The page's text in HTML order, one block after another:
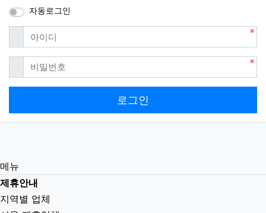
자동로그인
아이디필수
비밀번호필수
로그인
메뉴
제휴안내
지역별 업체